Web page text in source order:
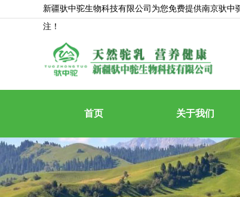
新疆驮中驼生物科技有限公司为您免费提供南京驮中
注！
首页 关于我们